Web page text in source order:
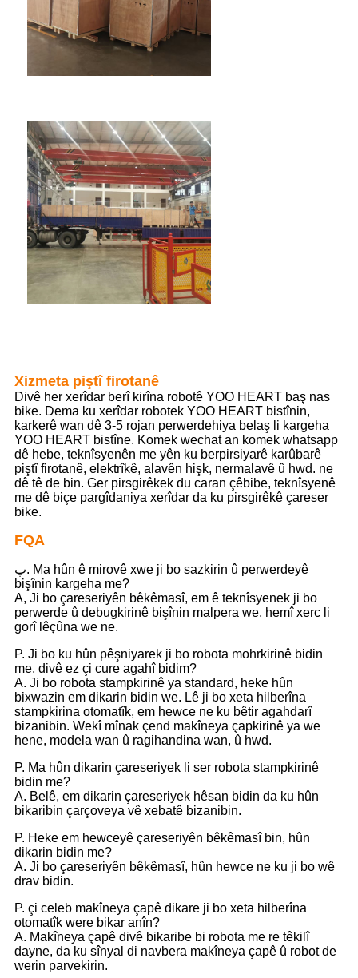
Xizmeta piştî firotanê
Divê her xerîdar berî kirîna robotê YOO HEART baş nas
bike. Dema ku xerîdar robotek YOO HEART bistînin,
karkerê wan dê 3-5 rojan perwerdehiya belaş li kargeha
YOO HEART bistîne. Komek wechat an komek whatsapp
dê hebe, teknîsyenên me yên ku berpirsiyarê karûbarê
piştî firotanê, elektrîkê, alavên hişk, nermalavê û hwd. ne
dê tê de bin. Ger pirsgirêkek du caran çêbibe, teknîsyenê
me dê biçe pargîdaniya xerîdar da ku pirsgirêkê çareser
bike.
FQA
پ. Ma hûn ê mirovê xwe ji bo sazkirin û perwerdeyê
bişînin kargeha me?
A, Ji bo çareseriyên bêkêmasî, em ê teknîsyenek ji bo
perwerde û debugkirinê bişînin malpera we, hemî xerc li
gorî lêçûna we ne.
P. Ji bo ku hûn pêşniyarek ji bo robota mohrkirinê bidin
me, divê ez çi cure agahî bidim?
A. Ji bo robota stampkirinê ya standard, heke hûn
bixwazin em dikarin bidin we. Lê ji bo xeta hilberîna
stampkirina otomatîk, em hewce ne ku bêtir agahdarî
bizanibin. Wekî mînak çend makîneya çapkirinê ya we
hene, modela wan û ragihandina wan, û hwd.
P. Ma hûn dikarin çareseriyek li ser robota stampkirinê
bidin me?
A. Belê, em dikarin çareseriyek hêsan bidin da ku hûn
bikaribin çarçoveya vê xebatê bizanibin.
P. Heke em hewceyê çareseriyên bêkêmasî bin, hûn
dikarin bidin me?
A. Ji bo çareseriyên bêkêmasî, hûn hewce ne ku ji bo wê
drav bidin.
P. çi celeb makîneya çapê dikare ji bo xeta hilberîna
otomatîk were bikar anîn?
A. Makîneya çapê divê bikaribe bi robota me re têkilî
dayne, da ku sînyal di navbera makîneya çapê û robot de
werin parvekirin.